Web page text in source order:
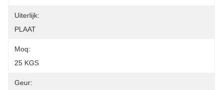
Uiterlijk:
PLAAT
Moq:
25 KGS
Geur: